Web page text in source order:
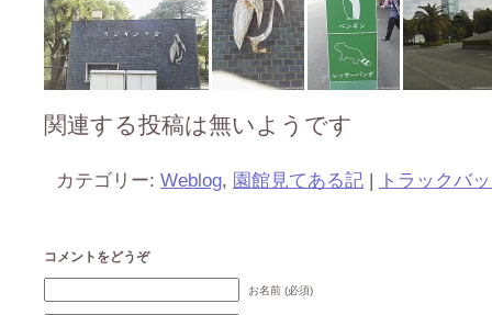
関連する投稿は無いようです
カテゴリー: Weblog, 園館見てある記 | トラックバ
コメントをどうぞ
お名前 (必須)